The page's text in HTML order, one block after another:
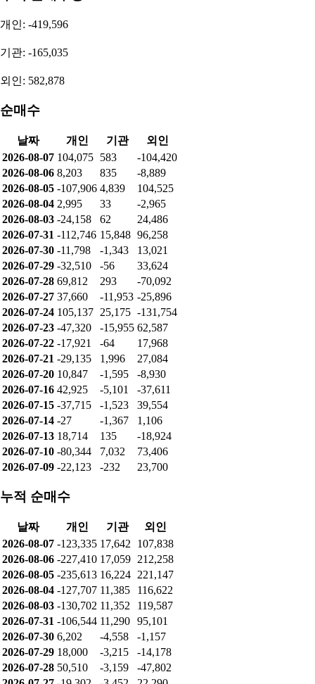
개인: -419,596
기관: -165,035
외인: 582,878
순매수
날짜 개인 기관
외인
2026-08-07 104,075 583
-104,420
2026-08-06 8,203 835
-8,889
2026-08-05 -107,906 4,839
104,525
2026-08-04 2,995 33
-2,965
2026-08-03 -24,158 62
24,486
2026-07-31 -112,746 15,848 96,258
2026-07-30 -11,798 -1,343
13,021
2026-07-29 -32,510 -56
33,624
2026-07-28 69,812 293
-70,092
2026-07-27 37,660 -11,953 -25,896
2026-07-24 105,137 25,175 -131,754
2026-07-23 -47,320 -15,955 62,587
2026-07-22 -17,921 -64
17,968
2026-07-21 -29,135 1,996
27,084
2026-07-20 10,847 -1,595
-8,930
2026-07-16 42,925 -5,101
-37,611
2026-07-15 -37,715 -1,523
39,554
2026-07-14 -27 -1,367
1,106
2026-07-13 18,714 135
-18,924
2026-07-10 -80,344 7,032
73,406
2026-07-09 -22,123 -232 23,700
누적 순매수
날짜 개인 기관
외인
2026-08-07 -123,335 17,642
107,838
2026-08-06 -227,410 17,059 212,258
2026-08-05 -235,613 16,224 221,147
2026-08-04 -127,707 11,385
116,622
2026-08-03 -130,702 11,352
119,587
2026-07-31 -106,544 11,290 95,101
2026-07-30 6,202 -4,558
-1,157
2026-07-29 18,000 -3,215
-14,178
2026-07-28 50,510 -3,159
-47,802